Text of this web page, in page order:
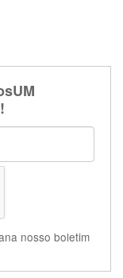
nosso boletim